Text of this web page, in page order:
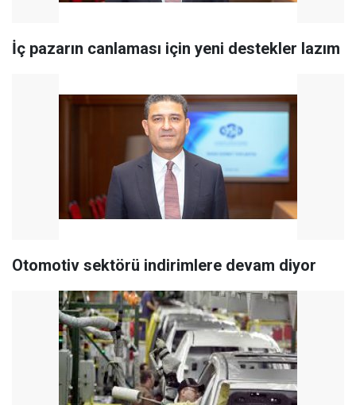
İç pazarın canlaması için yeni destekler lazım
Otomotiv sektörü indirimlere devam diyor